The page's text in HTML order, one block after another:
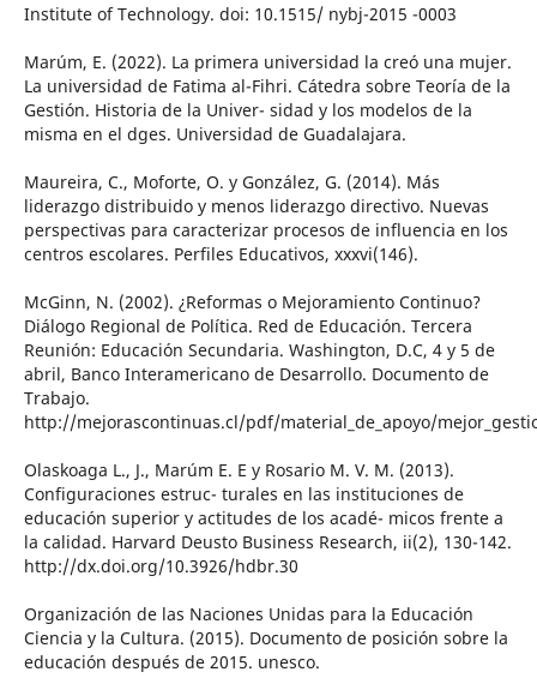
Institute of Technology. doi: 10.1515/ nybj-2015 -0003
Marúm, E. (2022). La primera universidad la creó una mujer.
La universidad de Fatima al-Fihri. Cátedra sobre Teoría de la
Gestión. Historia de la Univer- sidad y los modelos de la
misma en el dges. Universidad de Guadalajara.
Maureira, C., Moforte, O. y González, G. (2014). Más
liderazgo distribuido y menos liderazgo directivo. Nuevas
perspectivas para caracterizar procesos de influencia en los
centros escolares. Perfiles Educativos, xxxvi(146).
McGinn, N. (2002). ¿Reformas o Mejoramiento Continuo?
Diálogo Regional de Política. Red de Educación. Tercera
Reunión: Educación Secundaria. Washington, D.C, 4 y 5 de
abril, Banco Interamericano de Desarrollo. Documento de
Trabajo.
http://mejorascontinuas.cl/pdf/material_de_apoyo/
Olaskoaga L., J., Marúm E. E y Rosario M. V. M. (2013).
Configuraciones estruc- turales en las instituciones de
educación superior y actitudes de los acadé- micos frente a
la calidad. Harvard Deusto Business Research, ii(2), 130-142.
http://dx.doi.org/10.3926/hdbr.30
Organización de las Naciones Unidas para la Educación
Ciencia y la Cultura. (2015). Documento de posición sobre la
educación después de 2015. unesco.